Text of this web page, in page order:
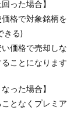
った場合】
格で対象銘柄を
きる)
価格で売却し
ことになります
った場合】
となくプレミア